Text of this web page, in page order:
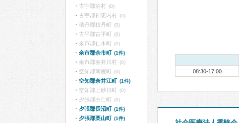
08:30-17:00
古宇郡泊村 (0)
古宇郡神恵内村 (0)
積丹郡積丹町 (0)
古平郡古平町 (0)
余市郡仁木町 (0)
余市郡余市町 (1件)
余市郡赤井川村 (0)
空知郡南幌町 (0)
空知郡奈井江町 (1件)
空知郡上砂川町 (0)
夕張郡由仁町 (0)
夕張郡長沼町 (1件)
夕張郡栗山町 (1件)